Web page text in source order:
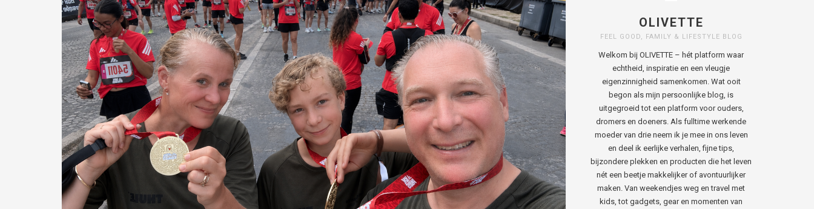
OLIVETTE
FEEL GOOD, FAMILY & LIFESTYLE BLOG
Welkom bij OLIVETTE – hét platform waar
echtheid, inspiratie en een vleugje
eigenzinnigheid samenkomen. Wat ooit
begon als mijn persoonlijke blog, is
uitgegroeid tot een platform voor ouders,
dromers en doeners. Als fulltime werkende
moeder van drie neem ik je mee in ons leven
en deel ik eerlijke verhalen, fijne tips,
bijzondere plekken en producten die het leven
nét een beetje makkelijker of avontuurlijker
maken. Van weekendjes weg en travel met
kids, tot gadgets, gear en momenten van